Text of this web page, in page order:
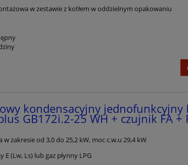
w zestawie z kotłem w oddzielnym opakowaniu
kondensacyjny jednofunkcyjny
GB172i.2-25 WH + czujnik FA +
zakresie od 3,0 do 25,2 kW, moc c.w.u 29,4 kW
E (Lw, Ls) lub gaz płynny LPG